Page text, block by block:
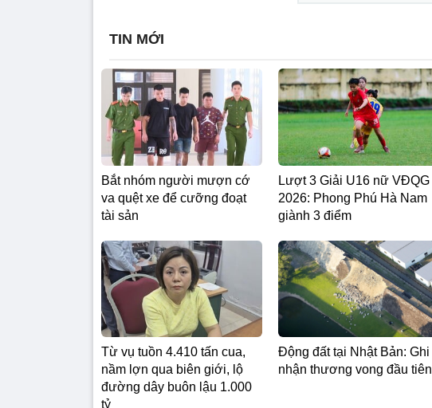
TIN MỚI
Bắt nhóm người mượn cớ
va quệt xe để cưỡng đoạt
tài sản
Lượt 3 Giải U16 nữ VĐQG
2026: Phong Phú Hà Nam
giành 3 điểm
Từ vụ tuồn 4.410 tấn cua,
nầm lợn qua biên giới, lộ
đường dây buôn lậu 1.000
tỷ
Động đất tại Nhật Bản: Ghi
nhận thương vong đầu tiên